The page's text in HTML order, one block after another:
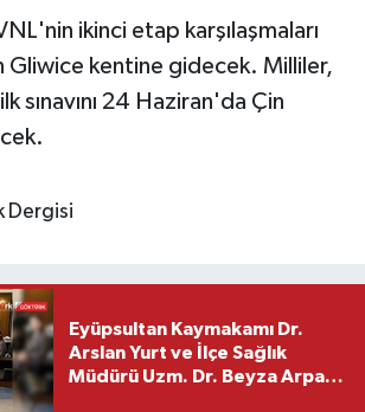
ikinci etap karşılaşmaları
Gliwice kentine gidecek. Milliler,
sınavını 24 Haziran'da Çin
Dergisi
Eyüpsultan Kaymakamı Dr.
Arslan Yurt ve İlçe Sağlık
Müdürü Uzm. Dr. Beyza Arpacı